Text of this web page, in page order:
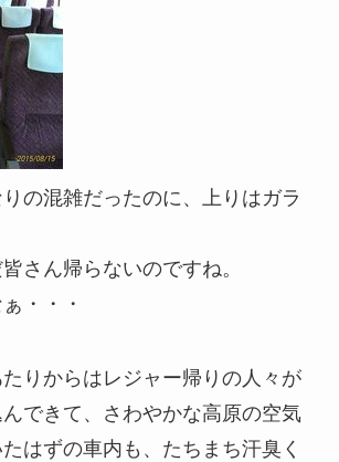
の混雑だったのに、上りはガラ
さん帰らないのですね。
・・・
りからはレジャー帰りの人々が
できて、さわやかな高原の空気
はずの車内も、たちまち汗臭く